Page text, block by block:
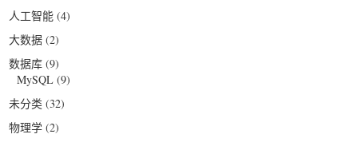
人工智能 (4)
大数据 (2)
数据库 (9)
MySQL (9)
未分类 (32)
物理学 (2)